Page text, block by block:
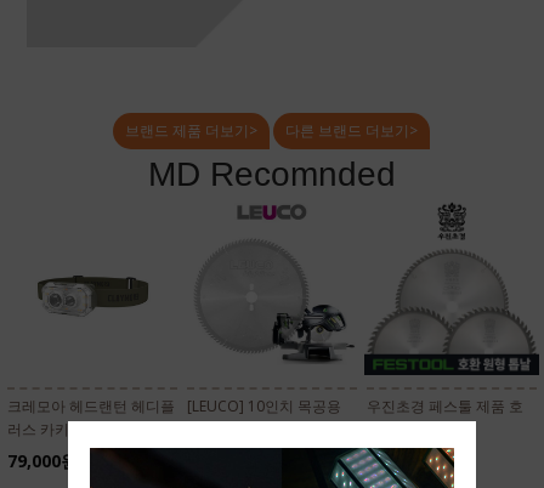
브랜드 제품 더보기> 다른 브랜드 더보기>
MD Recomnded
크레모아 헤드랜턴 헤디플
러스 카키(CLC-470 KH)
79,000원
[LEUCO] 10인치 목공용
Z=100ATB (80442616)
우진초경 페스툴 제품 호
41,800원